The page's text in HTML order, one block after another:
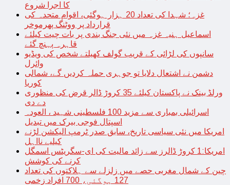
کا اجرا شروع
غزہ؛ شہدا کی تعداد 20 ہزار ہوگئی، اقوام متحدہ کی
قرارداد پر ووٹنگ پھرموخر
اسماعیل ہنیہ غزہ میں نئی جنگ بندی پر بات چیت کیلئے
قاہرہ پہنچ گئے
سانپوں کی لڑائی کے قریب گولف کھیلتے شخص کی ویڈیو
وائرل
دشمن نے اشتعال دلایا تو جوہری حملہ کردیں گے، شمالی
کوریا
ورلڈ بینک نے پاکستان کیلئے 35 کروڑ ڈالر قرض کی منظوری
دے دی
اسرائیلی بمباری سے مزید 100 فلسطینی شہید ، العودہ
اسپتال فوجی بیرک میں تبدیل
امریکا میں نئی سیاسی تاریخ، سابق صدر ٹرمپ الیکشن لڑنے
کیلیے نااہل
امریکا:1 کروڑ ڈالرز سے زائد مالیت کی ای-سگریٹس اسمگل
کرنے کی کوشش
چین کے شمال مغربی حصے میں زلزلے سے ہلاکتوں کی تعداد
127 ہوگئی، 700 افراد زخمی